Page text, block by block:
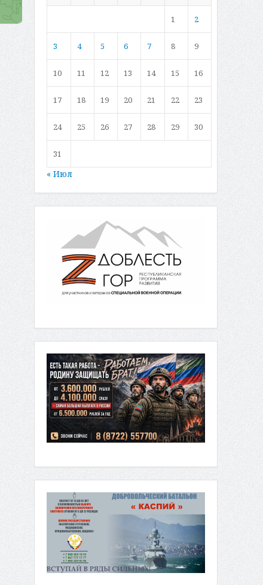
1 2
3 4 5 6 7 8 9
10 11 12 13 14 15 16
17 18 19 20 21 22 23
24 25 26 27 28 29 30
31
« Июл